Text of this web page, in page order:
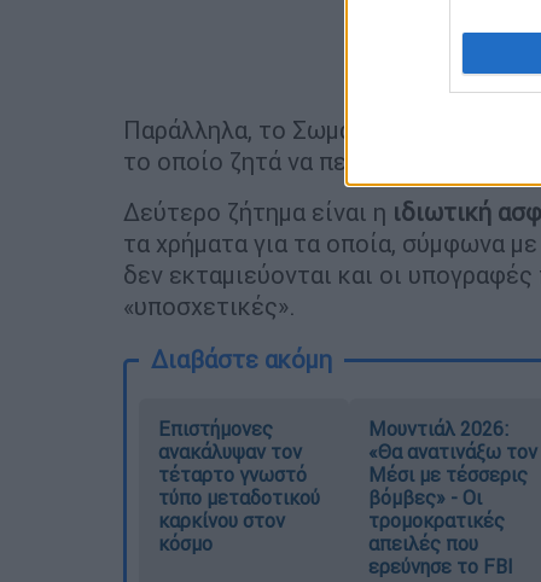
Παράλληλα, το Σωματείο ζητά να
το οποίο ζητά να περάσει μέσω ΚΥΑ
Δεύτερο ζήτημα είναι η ιδιωτική
τα χρήματα για τα οποία, σύμφωνα
δεν εκταμιεύονται και οι
«υποσχετικές».
Διαβάστε ακόμη
Επιστήμονες
ανακάλυψαν τον
τέταρτο γνωστό
τύπο μεταδοτικού
καρκίνου στον
κόσμο
Μουντιάλ 2026:
«Θα ανατινάξω τον
Μέσι με τέσσερις
βόμβες» - Οι
τρομοκρατικές
απειλές που
ερεύνησε το FBI